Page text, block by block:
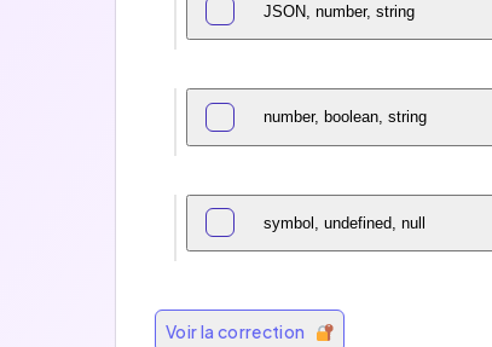
JSON, number, string
number, boolean, string
symbol, undefined, null
Voir la correction